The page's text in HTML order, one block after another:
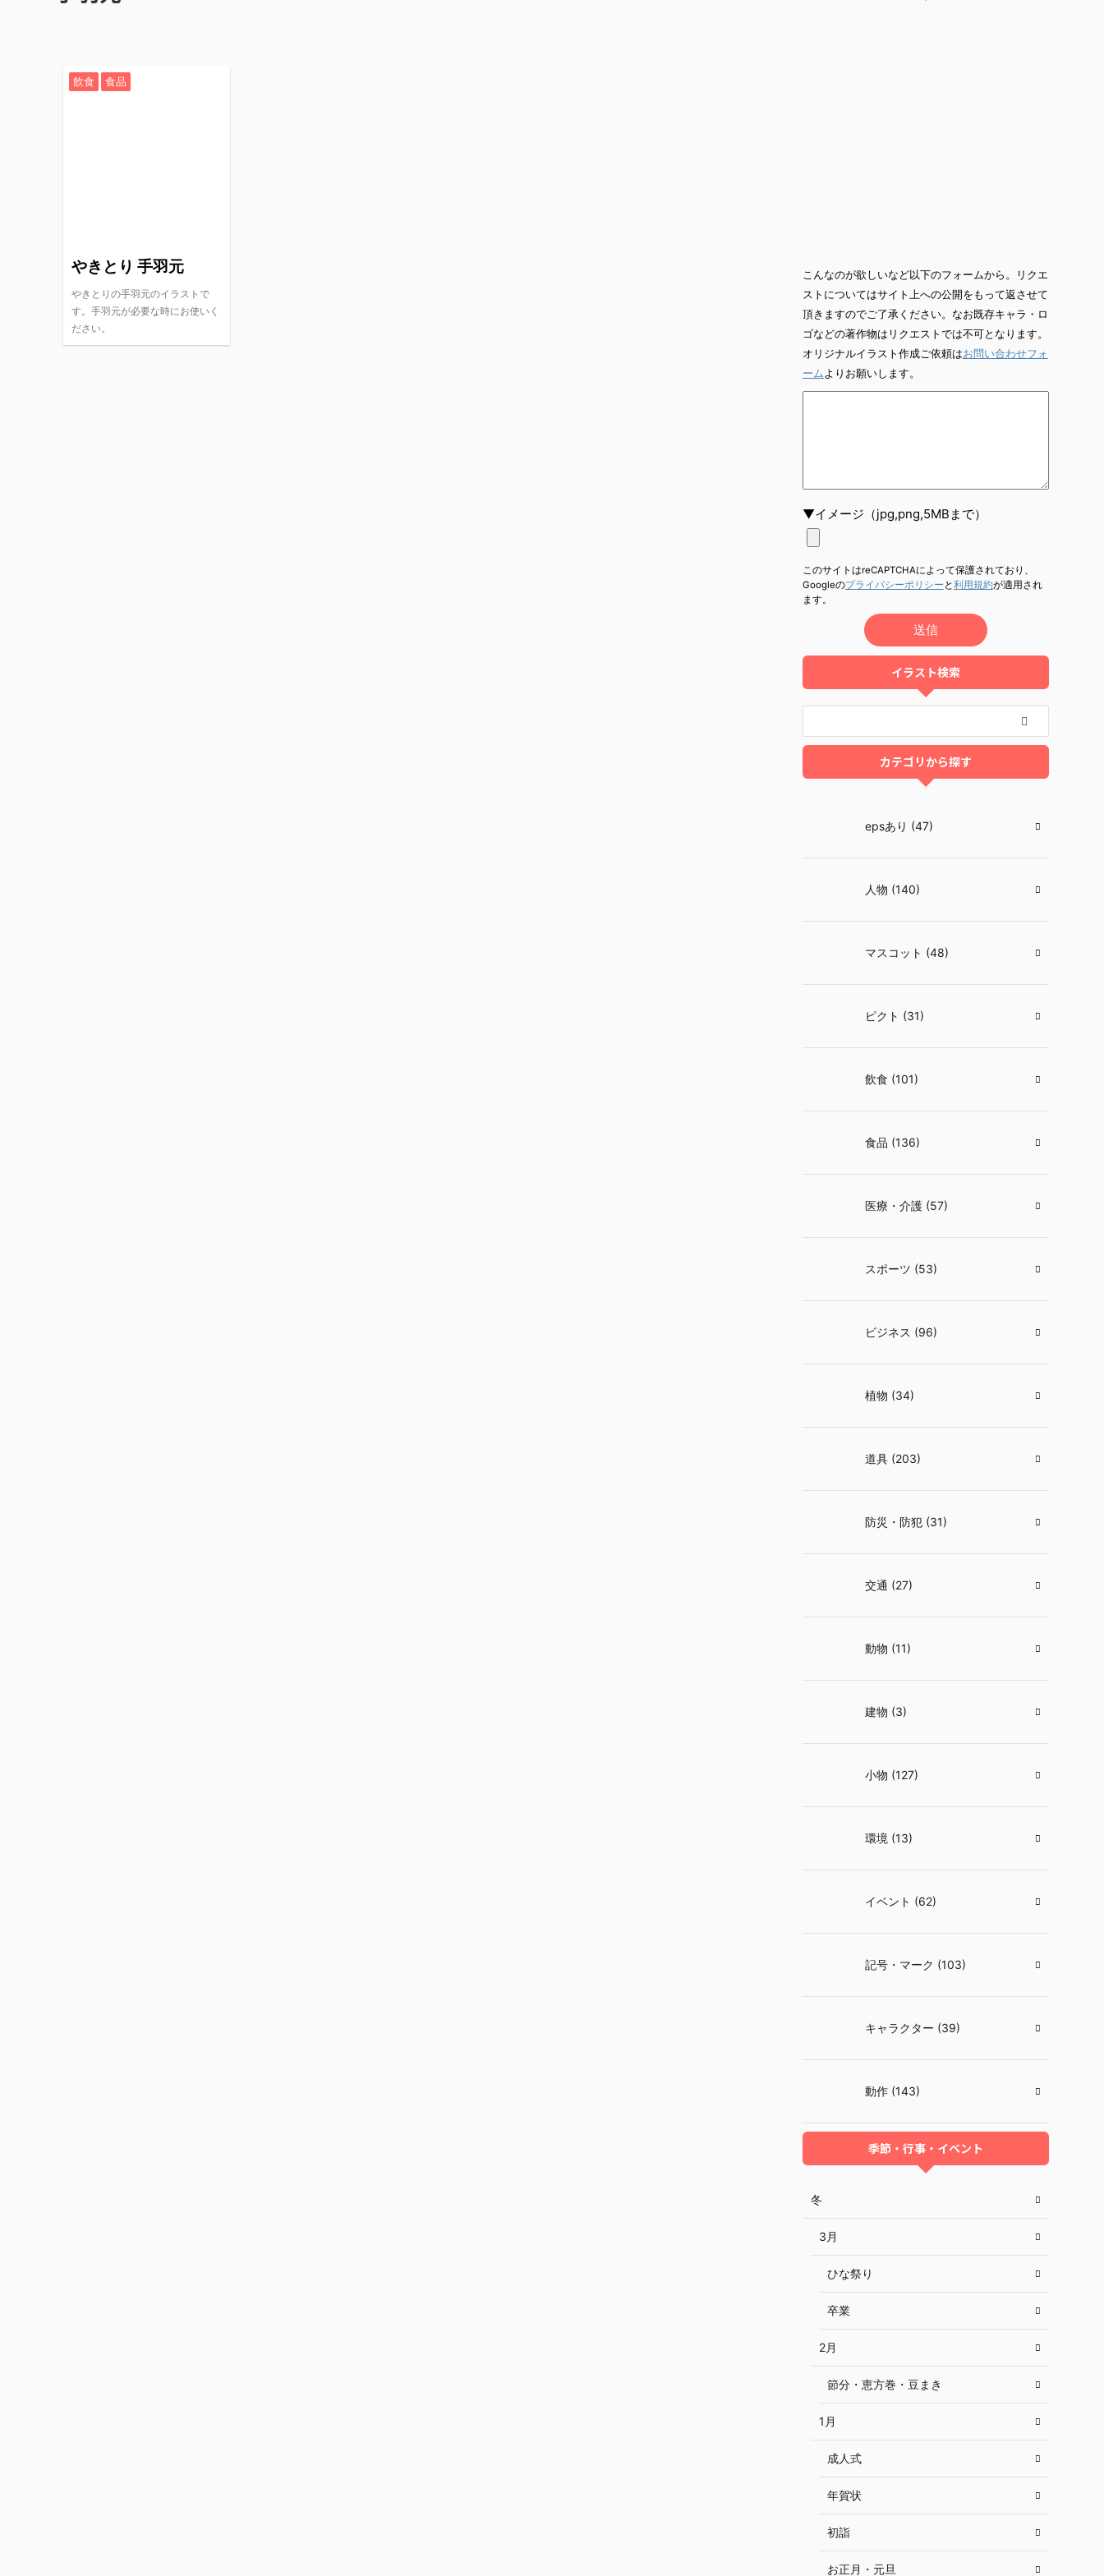
飲食 食品
やきとり 手羽元
やきとりの手羽元のイラストで
す。手羽元が必要な時にお使いく
ださい。
こんなのが欲しいなど以下のフォームから。リクエ
ストについてはサイト上への公開をもって返させて
頂きますのでご了承ください。なお既存キャラ・ロ
ゴなどの著作物はリクエストでは不可となります。
オリジナルイラスト作成ご依頼はお問い合わせフォ
ーム よりお願いします。
▼イメージ（jpg,png,5MBまで）
このサイトはreCAPTCHAによって保護されており、
Googleのプライバシーポリシー と利用規約が適用され
ます。
イラスト検索
カテゴリから探す
epsあり (47)
人物 (140)
マスコット (48)
ピクト (31)
飲食 (101)
食品 (136)
医療・介護 (57)
スポーツ (53)
ビジネス (96)
植物 (34)
道具 (203)
防災・防犯 (31)
交通 (27)
動物 (11)
建物 (3)
小物 (127)
環境 (13)
イベント (62)
記号・マーク (103)
キャラクター (39)
動作 (143)
季節・行事・イベント
冬
3月
ひな祭り
卒業
2月
節分・恵方巻・豆まき
1月
成人式
年賀状
初詣
お正月・元旦